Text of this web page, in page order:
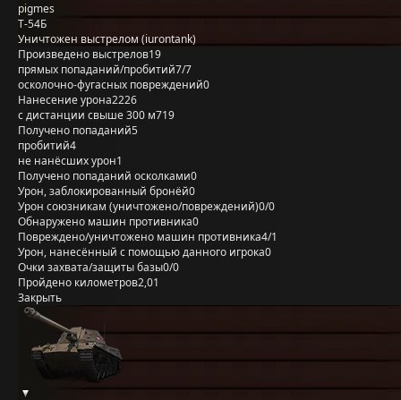
pigmes
Т-54Б
Уничтожен выстрелом (iurontank)
Произведено выстрелов19
прямых попаданий/пробитий7/7
осколочно-фугасных повреждений0
Нанесение урона2226
с дистанции свыше 300 м719
Получено попаданий5
пробитий4
не нанёсших урон1
Получено попаданий осколками0
Урон, заблокированный бронёй0
Урон союзникам (уничтожено/повреждений)0/0
Обнаружено машин противника0
Повреждено/уничтожено машин противника4/1
Урон, нанесённый с помощью данного игрока0
Очки захвата/защиты базы0/0
Пройдено километров2,01
Закрыть